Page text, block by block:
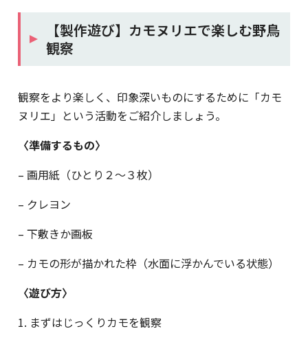
【製作遊び】カモヌリエで楽しむ野鳥
観察
観察をより楽しく、印象深いものにするために「カモ
ヌリエ」という活動をご紹介しましょう。
〈準備するもの〉
– 画用紙（ひとり２～３枚）
– クレヨン
– 下敷きか画板
– カモの形が描かれた枠（水面に浮かんでいる状態）
〈遊び方〉
1. まずはじっくりカモを観察